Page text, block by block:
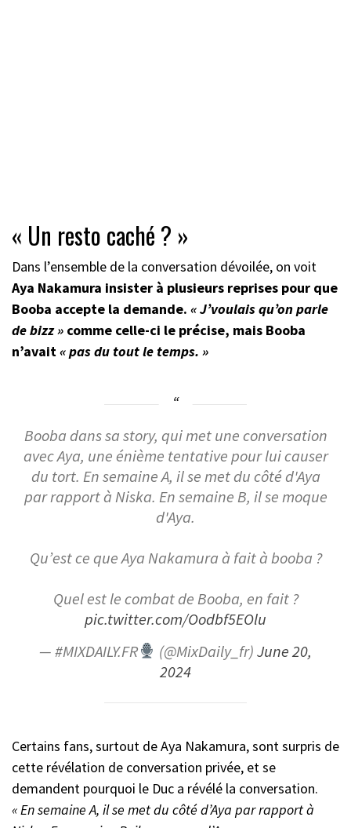
« Un resto caché ? »
Dans l’ensemble de la conversation dévoilée, on voit
Aya Nakamura insister à plusieurs reprises pour que
Booba accepte la demande. « J’voulais qu’on parle
de bizz » comme celle-ci le précise, mais Booba
n’avait« pas du tout le temps. »
Booba dans sa story, qui met une conversation
avec Aya, une énième tentative pour lui causer
du tort. En semaine A, il se met du côté d'Aya
par rapport à Niska. En semaine B, il se moque
d'Aya.
Qu’est ce que Aya Nakamura à fait à booba ?
Quel est le combat de Booba, en fait ?
pic.twitter.com/Oodbf5EOlu
— #MIXDAILY.FR
(@MixDaily_fr)June 20,
2024
Certains fans, surtout de Aya Nakamura, sont surpris de
cette révélation de conversation privée, et se
demandent pourquoi le Duc a révélé la conversation.
« En semaine A, il se met du côté d’Aya par rapport à